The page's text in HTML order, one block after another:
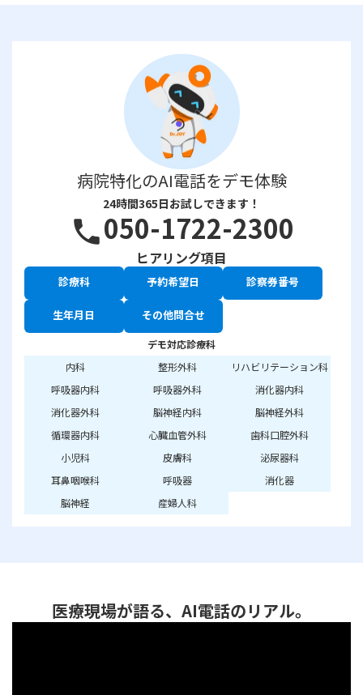
病院特化のAI電話をデモ体験
24時間365日お試しできます！
phone050-1722-2300
ヒアリング項目
診療科 予約希望日 診察券番号
生年月日 その他問合せ
デモ対応診療科
内科
整形外科
リハビリテーション科
呼吸器内科
呼吸器外科
消化器内科
消化器外科
脳神経内科
脳神経外科
循環器内科
心臓血管外科
歯科口腔外科
小児科
皮膚科
泌尿器科
耳鼻咽喉科
呼吸器
消化器
脳神経
産婦人科
医療現場が語る、AI電話のリアル。